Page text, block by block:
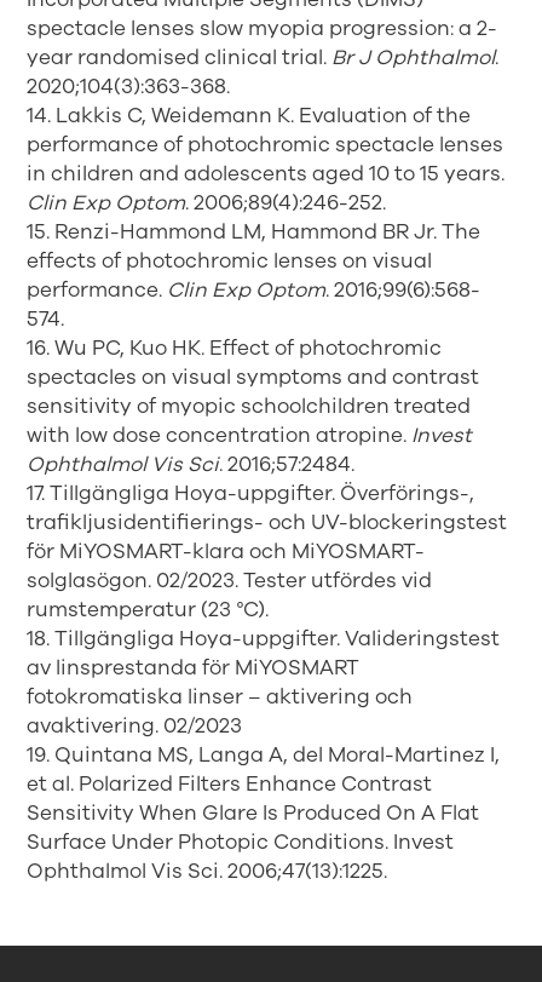
spectacle lenses slow myopia progression: a 2-
year randomised clinical trial. Br J Ophthalmol.
2020;104(3):363-368.
14. Lakkis C, Weidemann K. Evaluation of the
performance of photochromic spectacle lenses
in children and adolescents aged 10 to 15 years.
Clin Exp Optom. 2006;89(4):246-252.
15. Renzi-Hammond LM, Hammond BR Jr. The
effects of photochromic lenses on visual
performance. Clin Exp Optom. 2016;99(6):568-
574.
16. Wu PC, Kuo HK. Effect of photochromic
spectacles on visual symptoms and contrast
sensitivity of myopic schoolchildren treated
with low dose concentration atropine. Invest
Ophthalmol Vis Sci. 2016;57:2484.
17. Tillgängliga Hoya-uppgifter. Överförings-,
trafikljusidentifierings- och UV-blockeringstest
för MiYOSMART-klara och MiYOSMART-
solglasögon. 02/2023. Tester utfördes vid
rumstemperatur (23 °C).
18. Tillgängliga Hoya-uppgifter. Valideringstest
av linsprestanda för MiYOSMART
fotokromatiska linser – aktivering och
avaktivering. 02/2023
19. Quintana MS, Langa A, del Moral-Martinez I,
et al. Polarized Filters Enhance Contrast
Sensitivity When Glare Is Produced On A Flat
Surface Under Photopic Conditions. Invest
Ophthalmol Vis Sci. 2006;47(13):1225.